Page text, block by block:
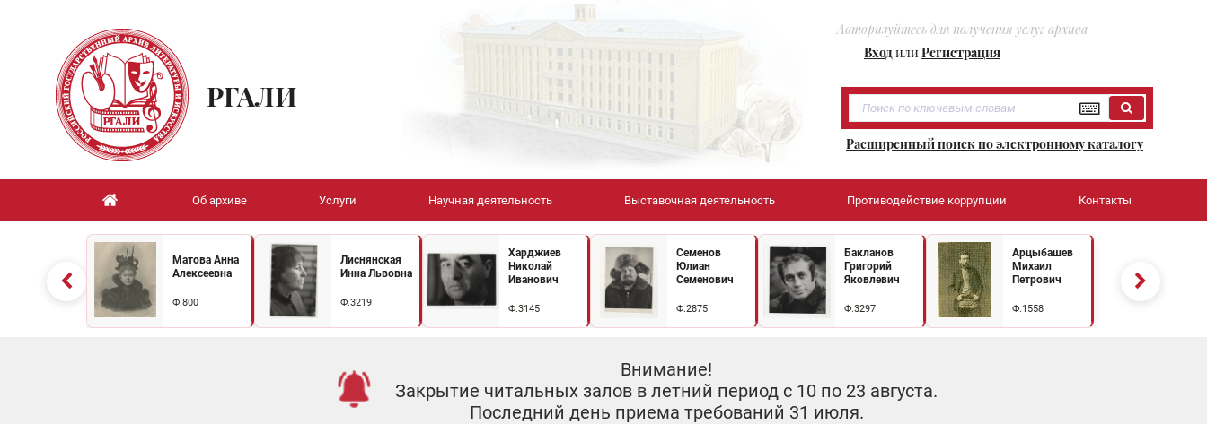
Авторизуйтесь для получения услуг архива
ВходилиРегистрация
РГАЛИ
Расширенный поиск по электронному каталогу
Об архиве Услуги Научная деятельность Выставочная деятельность Противодействие коррупции Контакты
Матова Анна
Алексеевна
Ф.800
Лиснянская
Инна Львовна
Ф.3219
Харджиев
Николай
Иванович
Ф.3145
Семенов
Юлиан
Семенович
Ф.2875
Бакланов
Григорий
Яковлевич
Ф.3297
Арцыбашев
Михаил
Петрович
Ф.1558
Внимание!
Закрытие читальных залов в летний период с 10 по 23 августа.
Последний день приема требований 31 июля.